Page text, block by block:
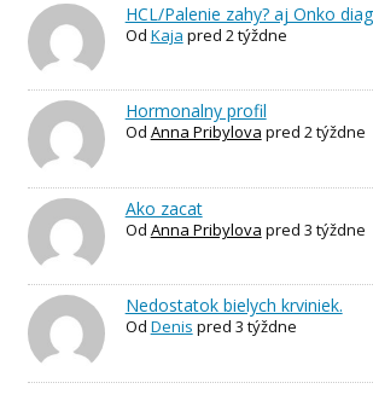
HCL/Palenie zahy? aj Onko
Od Kaja pred 2 týždne
Hormonalny profil
Od Anna Pribylova pred 2 týždne
Ako zacat
Od Anna Pribylova pred 3 týždne
Nedostatok bielych krviniek.
Od Denis pred 3 týždne